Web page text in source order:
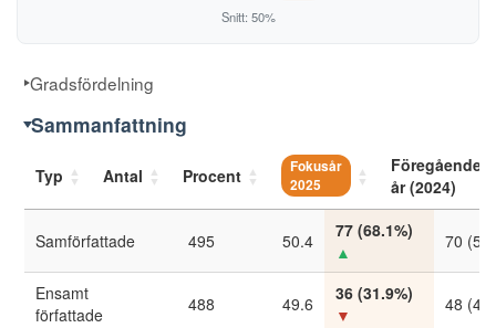
Snitt: 50%
Gradsfördelning
Sammanfattning
Typ Antal Procent
Fokusår
2025
Föregående
år (2024)
Samförfattade 495 50.4
77 (68.1%)
▲
70
Ensamt
författade
488 49.6
36 (31.9%)
▼
48